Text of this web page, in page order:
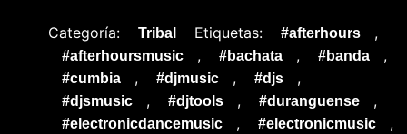
Categoría: Tribal Etiquetas: #afterhours ,
#afterhoursmusic , #bachata , #banda ,
#cumbia , #djmusic , #djs ,
#djsmusic , #djtools , #duranguense ,
#electronicdancemusic , #electronicmusic ,